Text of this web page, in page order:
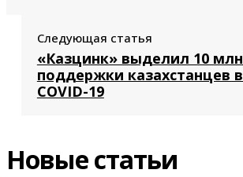
Следующая статья
«Казцинк» выделил 10
поддержки казахстанцев
COVID-19
Новые статьи